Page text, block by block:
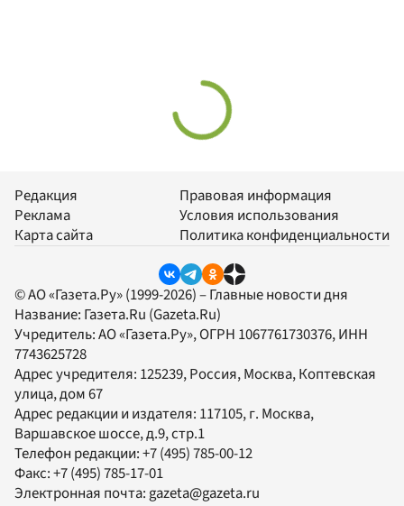
Редакция
Реклама
Карта сайта
Правовая информация
Условия использования
Политика конфиденциальности
© АО «Газета.Ру» (1999-2026) – Главные новости дня
Название: Газета.Ru (Gazeta.Ru)
Учредитель:АО «Газета.Ру», ОГРН 1067761730376, ИНН
7743625728
Адрес учредителя: 125239, Россия, Москва, Коптевская
улица, дом 67
Адрес редакции и издателя: 117105, г. Москва,
Варшавское шоссе, д.9, стр.1
Телефон редакции:+7 (495) 785-00-12
Факс:+7 (495) 785-17-01
Электронная почта:gazeta@gazeta.ru